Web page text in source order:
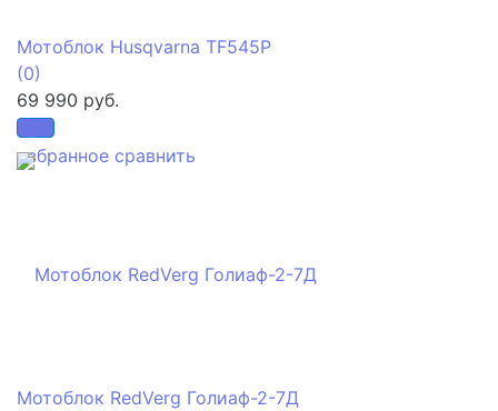
избранное сравнить
Мотоблок Husqvarna TF545P
(0)
69 990 руб.
Мотоблок RedVerg Голиаф-2-7Д